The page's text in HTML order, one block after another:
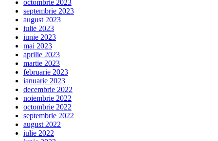
octombrie 2023
septembrie 2023
august 2023
iulie 2023
iunie 2023
mai 2023
aprilie 2023
martie 2023
februarie 2023
ianuarie 2023
decembrie 2022
noiembrie 2022
octombrie 2022
septembrie 2022
august 2022
iulie 2022